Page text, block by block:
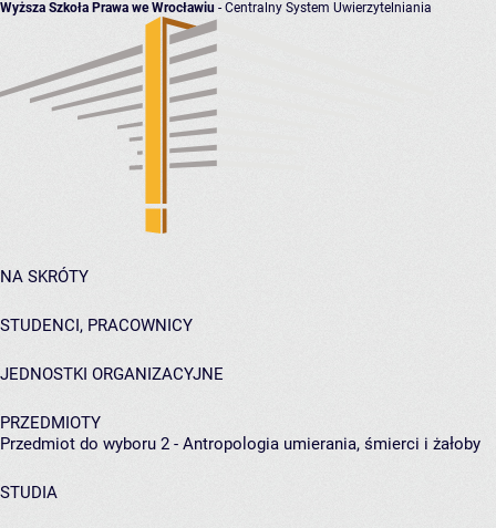
Wyższa Szkoła Prawa we Wrocławiu - Centralny System Uwierzytelniania
NA SKRÓTY
STUDENCI, PRACOWNICY
JEDNOSTKI ORGANIZACYJNE
PRZEDMIOTY
Przedmiot do wyboru 2 - Antropologia umierania, śmierci i żałoby
STUDIA